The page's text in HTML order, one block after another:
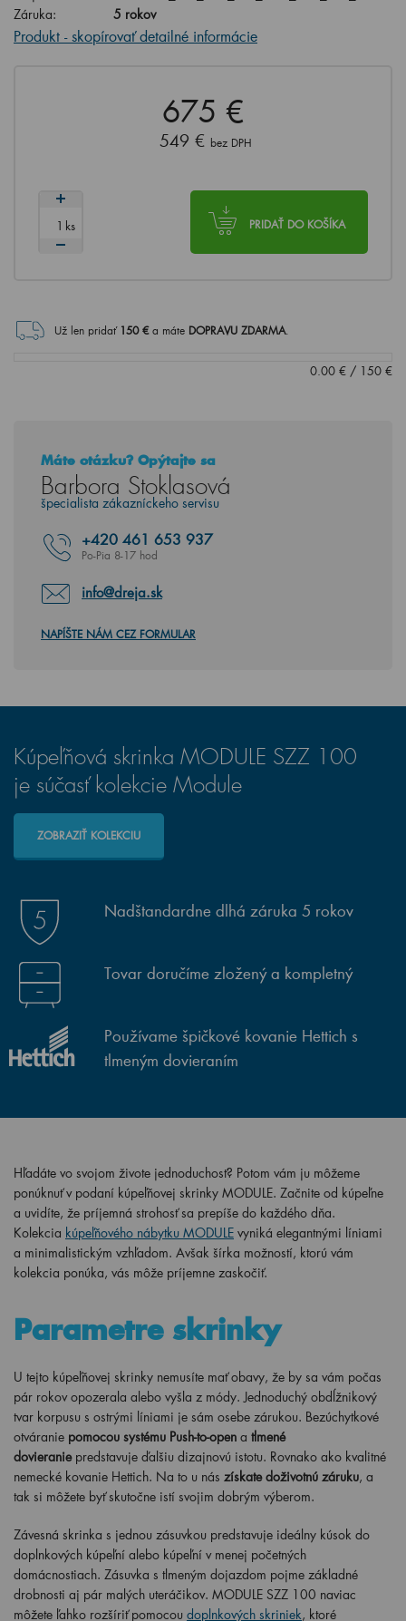
Záruka:
5 rokov
Produkt - skopírovať detailné informácie
675 €
549 € bez DPH
PRIDAŤ DO KOŠÍKA
ks
Už len pridať 150€ a máte DOPRAVU ZDARMA.
0.00 € / 150 €
Máte otázku? Opýtajte sa
Barbora Stoklasová
špecialista zákazníckeho servisu
+420 461 653 937
Po-Pia 8-17 hod
info@dreja.sk
NAPÍŠTE NÁM CEZ FORMULAR
Kúpeľňová skrinka MODULE SZZ 100
je súčasť kolekcie Module
ZOBRAZIŤ KOLEKCIU
Nadštandardne dlhá záruka 5 rokov
Tovar doručíme zložený a kompletný
Používame špičkové kovanie Hettich s
tlmeným dovieraním
Hľadáte vo svojom živote jednoduchosť? Potom vám ju môžeme
ponúknuť v podaní kúpeľňovej skrinky MODULE. Začnite od kúpeľne
a uvidíte, že príjemná strohosť sa prepíše do každého dňa.
Kolekcia kúpeľňového nábytku MODULE vyniká elegantnými líniami
a minimalistickým vzhľadom. Avšak šírka možností, ktorú vám
kolekcia ponúka, vás môže príjemne zaskočiť.
Parametre skrinky
U tejto kúpeľňovej skrinky nemusíte mať obavy, že by sa vám počas
pár rokov opozerala alebo vyšla z módy. Jednoduchý obdĺžnikový
tvar korpusu s ostrými líniami je sám osebe zárukou. Bezúchytkové
otváranie pomocou systému Push-to-open a tlmené
dovieranie predstavuje ďalšiu dizajnovú istotu. Rovnako ako kvalitné
nemecké kovanie Hettich. Na to u nás získate doživotnú záruku, a
tak si môžete byť skutočne istí svojim dobrým výberom.
Závesná skrinka s jednou zásuvkou predstavuje ideálny kúsok do
doplnkových kúpeľní alebo kúpeľní v menej početných
domácnostiach. Zásuvka s tlmeným dojazdom pojme základné
drobnosti aj pár malých uteráčikov. MODULE SZZ 100 naviac
môžete ľahko rozšíriť pomocou doplnkových skriniek, ktoré